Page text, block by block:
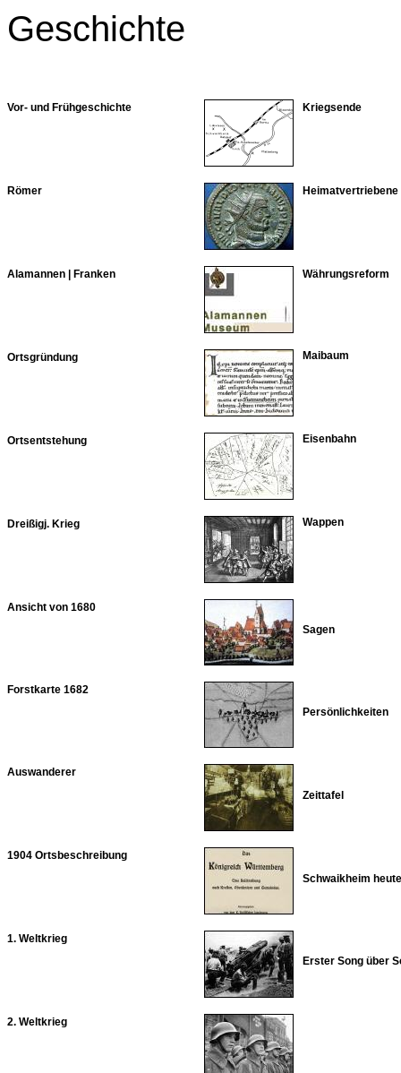
Geschichte
Vor- und Frühgeschichte
Römer
Alamannen | Franken
Ortsgründung
Ortsentstehung
Dreißigj. Krieg
Ansicht von 1680
Forstkarte 1682
Auswanderer
1904 Ortsbeschreibung
1. Weltkrieg
2. Weltkrieg
Kriegsende
Heimatvertriebene
Währungsreform
Maibaum
Eisenbahn
Wappen
Sagen
Persönlichkeiten
Zeittafel
Schwaikheim
Erster Song über